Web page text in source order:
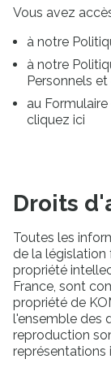
Vous avez
à notre
à notre
Personnels
au
cliquez ici
Droits
Toutes les
de la législation
propriété
France, sont
propriété de
l'ensemble des
reproduction
représentations